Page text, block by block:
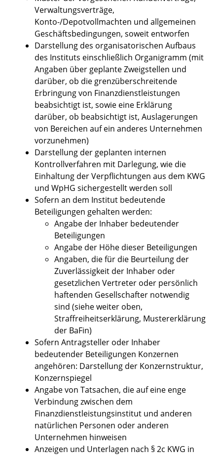
Verwaltungsverträge,
Konto-/Depotvollmachten und allgemeinen
Geschäftsbedingungen, soweit entworfen
Darstellung des organisatorischen Aufbaus
des Instituts einschließlich Organigramm (mit
Angaben über geplante Zweigstellen und
darüber, ob die grenzüberschreitende
Erbringung von Finanzdienstleistungen
beabsichtigt ist, sowie eine Erklärung
darüber, ob beabsichtigt ist, Auslagerungen
von Bereichen auf ein anderes Unternehmen
vorzunehmen)
Darstellung der geplanten internen
Kontrollverfahren mit Darlegung, wie die
Einhaltung der Verpflichtungen aus dem KWG
und WpHG sichergestellt werden soll
Sofern an dem Institut bedeutende
Beteiligungen gehalten werden:
Angabe der Inhaber bedeutender
Beteiligungen
Angabe der Höhe dieser Beteiligungen
Angaben, die für die Beurteilung der
Zuverlässigkeit der Inhaber oder
gesetzlichen Vertreter oder persönlich
haftenden Gesellschafter notwendig
sind (siehe weiter oben,
Straffreiheitserklärung, Mustererklärung
der BaFin)
Sofern Antragsteller oder Inhaber
bedeutender Beteiligungen Konzernen
angehören: Darstellung der Konzernstruktur,
Konzernspiegel
Angabe von Tatsachen, die auf eine enge
Verbindung zwischen dem
Finanzdienstleistungsinstitut und anderen
natürlichen Personen oder anderen
Unternehmen hinweisen
Anzeigen und Unterlagen nach § 2c KWG in